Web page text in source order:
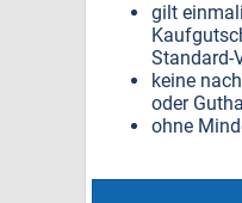
gilt
Standard-
keine
oder
ohne